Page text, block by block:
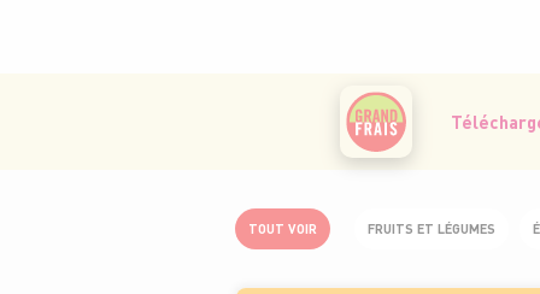
TOUT VOIR FRUITS ET LÉGUMES